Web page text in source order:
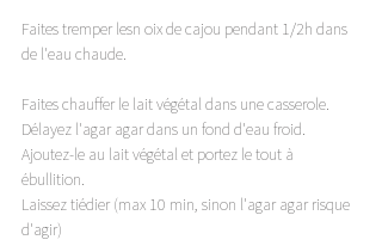
Faites tremper lesn oix de cajou pendant 1/2h dans
de l'eau chaude.
Faites chauffer le lait végétal dans une casserole.
Délayez l'agar agar dans un fond d'eau froid.
Ajoutez-le au lait végétal et portez le tout à
ébullition.
Laissez tiédier (max 10 min, sinon l'agar agar risque
d'agir)